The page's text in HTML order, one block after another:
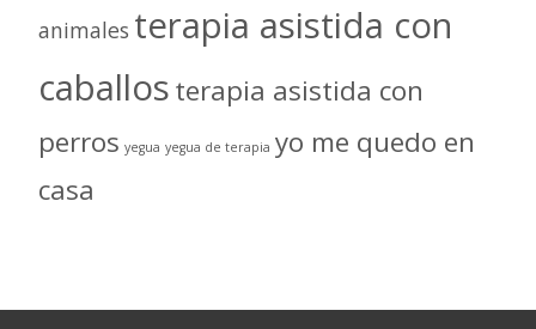
animales terapia asistida con
caballosterapia asistida con
perros yegua yegua de terapia yo me quedo en
casa